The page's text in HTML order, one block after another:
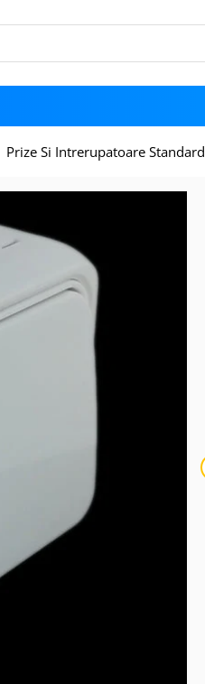
Prize Si Intrerupatoare Standard